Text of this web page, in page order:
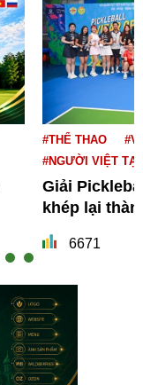
#THỂ THAO
#NGƯỜI VIỆT TẠI
Giải
khép lại
6671